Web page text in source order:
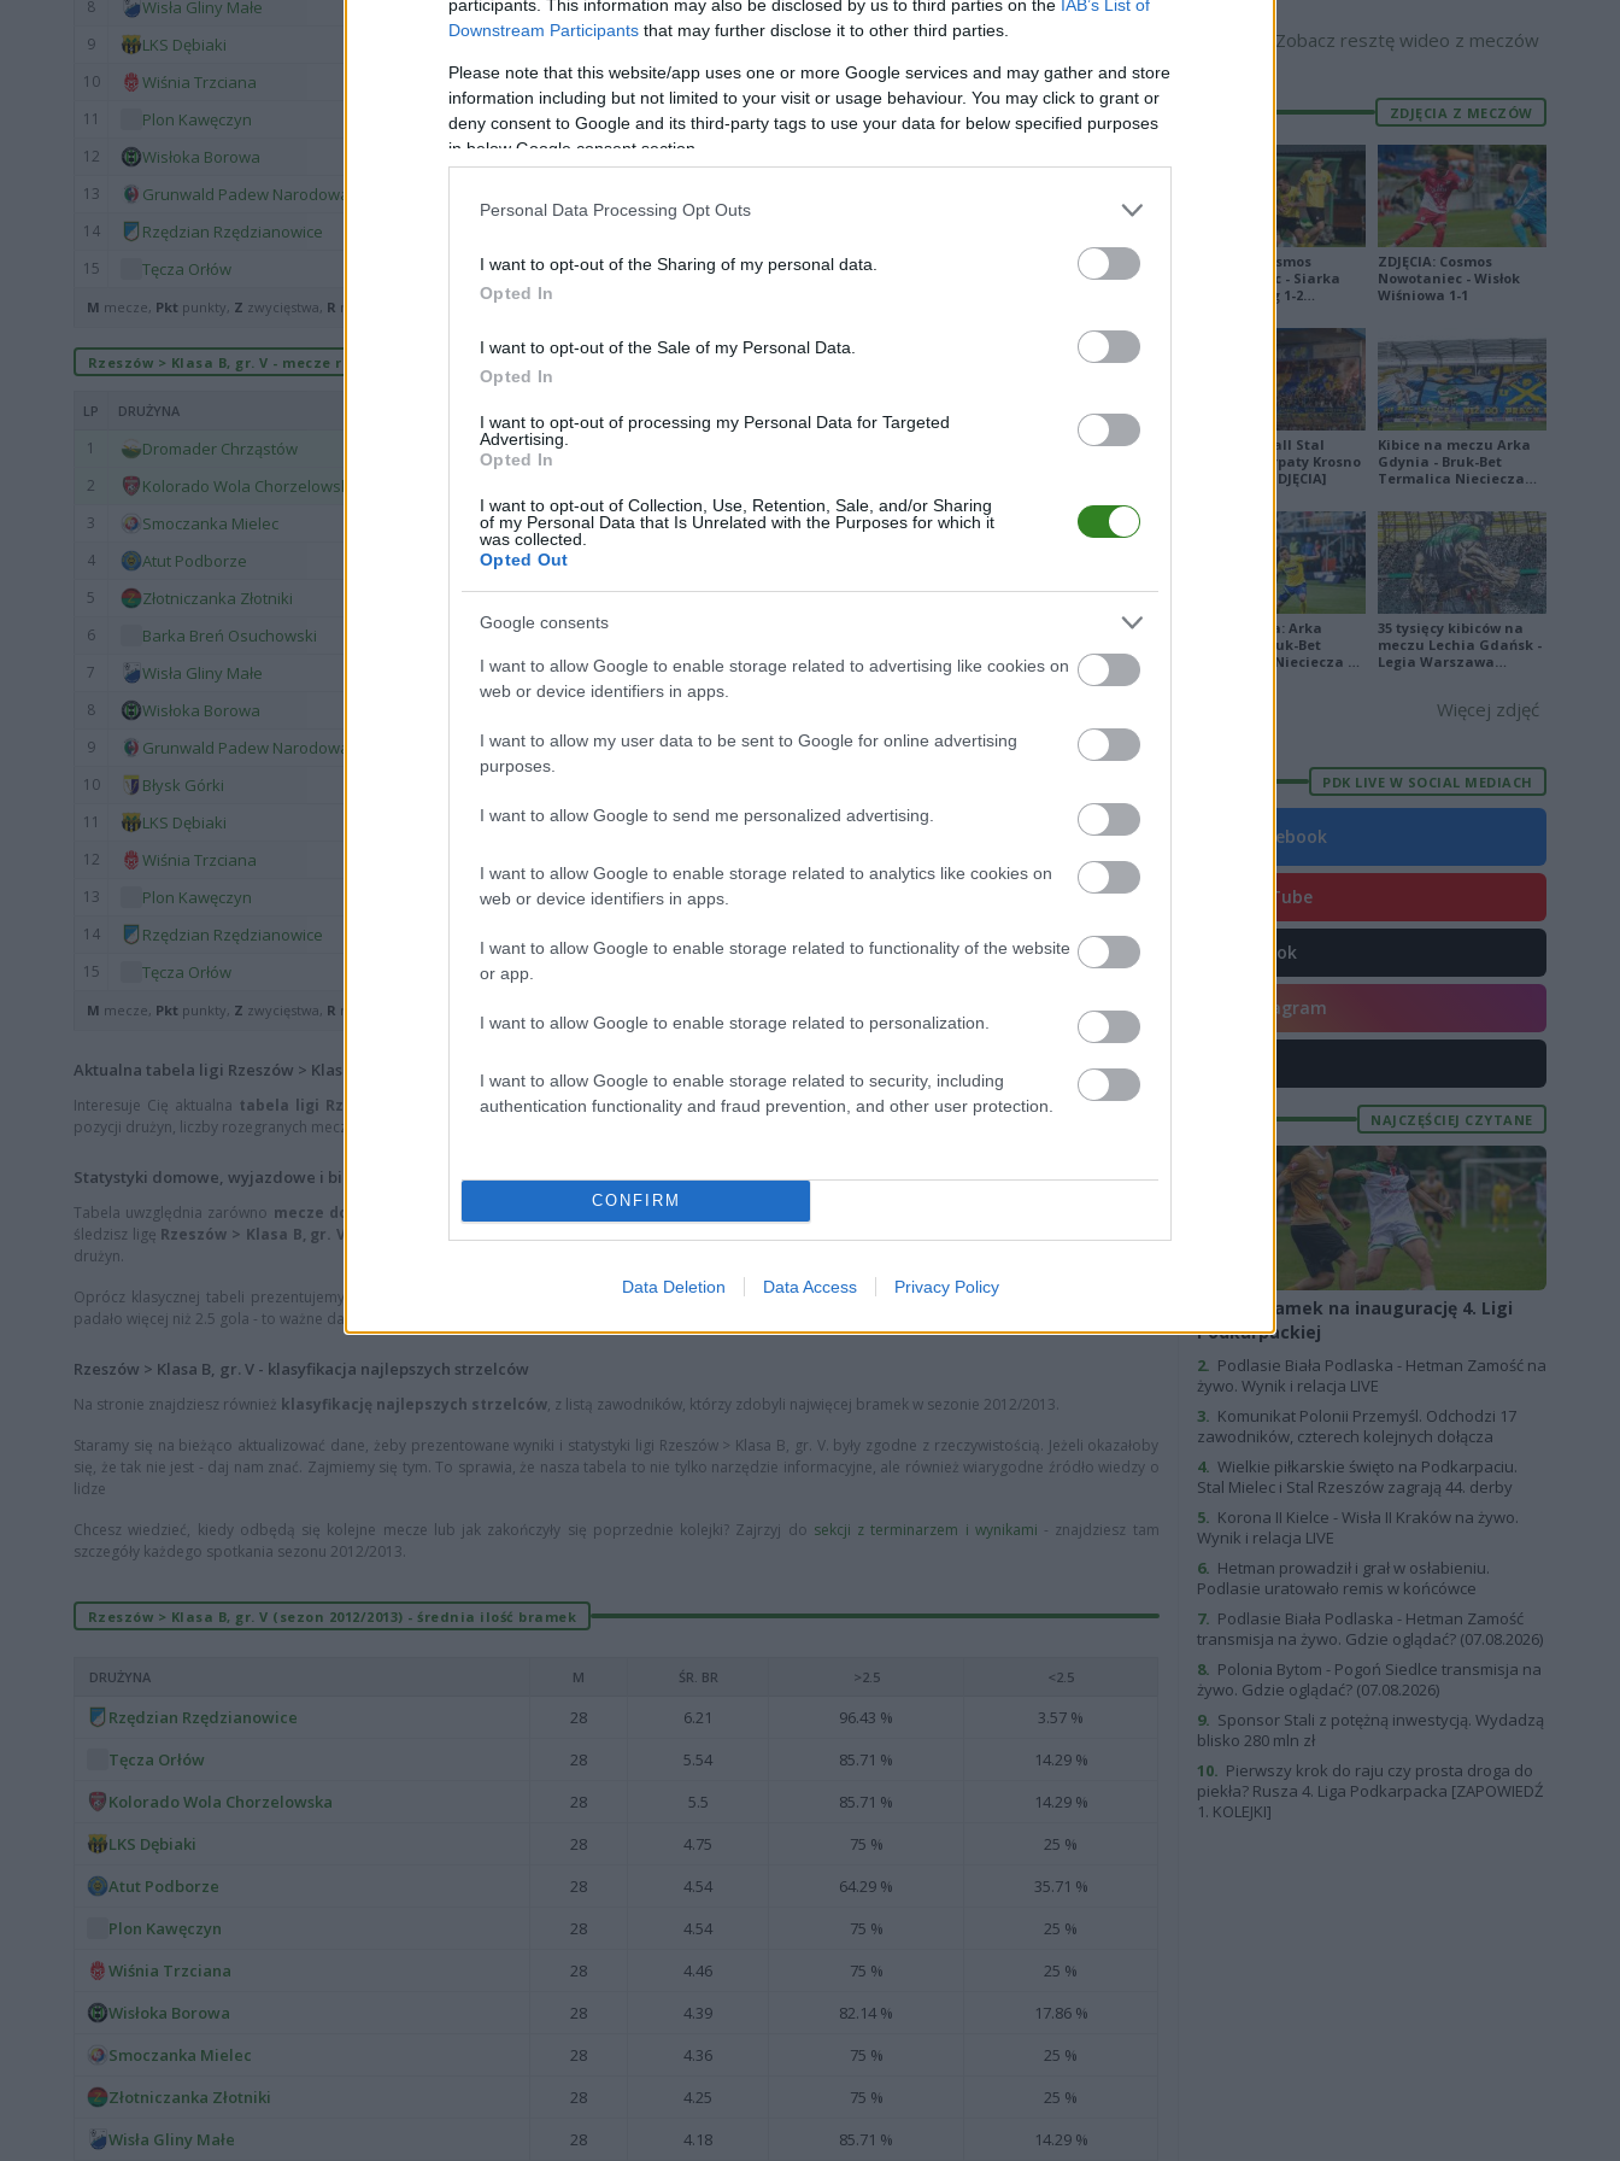
participants. This information may also be disclosed by us to third parties on the IAB’s List of
Downstream Participants that may further disclose it to other third parties.
Please note that this website/app uses one or more Google services and may gather and store
information including but not limited to your visit or usage behaviour. You may click to grant or
deny consent to Google and its third-party tags to use your data for below specified purposes
in below Google consent section.
Personal Data Processing Opt Outs
I want to opt-out of the Sharing of my personal data.
Opted In
I want to opt-out of the Sale of my Personal Data.
Opted In
I want to opt-out of processing my Personal Data for Targeted
Advertising.
Opted In
I want to opt-out of Collection, Use, Retention, Sale, and/or Sharing
of my Personal Data that Is Unrelated with the Purposes for which it
was collected.
Opted Out
Google consents
I want to allow Google to enable storage related to advertising like cookies on
web or device identifiers in apps.
I want to allow my user data to be sent to Google for online advertising
purposes.
I want to allow Google to send me personalized advertising.
I want to allow Google to enable storage related to analytics like cookies on
web or device identifiers in apps.
I want to allow Google to enable storage related to functionality of the website
or app.
I want to allow Google to enable storage related to personalization.
I want to allow Google to enable storage related to security, including
authentication functionality and fraud prevention, and other user protection.
CONFIRM
Data Deletion Data Access Privacy Policy
8 Wisła Gliny Małe 14 26 8 2 4 31-25
9 LKS Dębiaki
10 Wiśnia Trzciana 14 25 8 1 5 28-31
11 Plon Kawęczyn 14 19 6 1 7 33-33
12 Wisłoka Borowa
13 Grunwald Padew Narodowa
14 Rzędzian Rzędzianowice
15 Tęcza Orłów 14 9-60
M mecze, Pkt punkty, Z zwycięstwa, R remisy, zwycięstwo
Rzeszów > Klasa B, gr. V - mecze rozegrane na wyjeździe
LP DRUŻYNA FORMA
1 Dromader Chrząstów 39-18
2 Kolorado Wola Chorzelowska
3 Smoczanka Mielec 14 27 8 3 40-18
4 Atut Podborze
5 Złotniczanka Złotniki 14 21 6 3 5 28-24
6 Barka Breń Osuchowski
7 Wisła Gliny Małe 14 16 5 1 8 24-37
8 Wisłoka Borowa
9 Grunwald Padew Narodowa 14 16 5 1 8 18-41
10 Błysk Górki
11 LKS Dębiaki 14 12 25-35
12 Wiśnia Trzciana 22-44
13 Plon Kawęczyn 18-43
14 Rzędzian Rzędzianowice 26-76
15 Tęcza Orłów 16-70
M mecze, Pkt punkty, Z zwycięstwa, R remisy,
Aktualna tabela ligi Rzeszów > Klasa B, gr. V - sezon 2012/2013
Interesuje Cię aktualna tabela ligi Rzeszów > Klasa B, gr. Vw sezonie2012/2013? Dobrze trafiłeś! Na tej stronie znajdziesz kompleksowe zestawienie
pozycji drużyn, liczby rozegranych meczów, punktów, bilansu bramek i wielu innych istotnych danych, które na bieżąco odzwierciedlają przebieg rozgrywek.
Statystyki domowe, wyjazdowe i bilans bramkowy
Tabela uwzględnia zarówno mecze domowe
, a także statystyki takie jak liczba zwycięstw, remisów i porażek oraz bilans bramkowy. Jeśli
śledzisz ligę Rzeszów > Klasa B, gr. V
drużyn.
Oprócz klasycznej tabeli prezentujemy również
zdobywanych i traconych przez każdą drużynę. Dowiesz się też, w ilu spotkaniach
padało więcej niż 2.5 gola - to ważne dane dla fanów zakładów bukmacherskich i pasjonatów piłkarskich analiz.
Rzeszów > Klasa B, gr. V - klasyfikacja najlepszych strzelców
Na stronie znajdziesz również klasyfikację najlepszych strzelców, z listą zawodników, którzy zdobyli najwięcej bramek w sezonie 2012/2013.
Staramy się na bieżąco aktualizować dane, żeby prezentowane wyniki i statystyki ligi Rzeszów > Klasa B, gr. V. były zgodne z rzeczywistością. Jeżeli okazałoby
się, że tak nie jest - daj nam znać. Zajmiemy się tym. To sprawia, że nasza tabela to nie tylko narzędzie informacyjne, ale również wiarygodne źródło wiedzy o
lidze
Chcesz wiedzieć, kiedy odbędą się kolejne mecze lub jak zakończyły się poprzednie kolejki? Zajrzyj do sekcji z terminarzem i wynikami - znajdziesz tam
szczegóły każdego spotkania sezonu 2012/2013.
Rzeszów > Klasa B, gr. V (sezon 2012/2013) - średnia ilość bramek
DRUŻYNA M ŚR. BR >2.5 <2.5
Rzędzian Rzędzianowice 28 6.21 96.43 %
3.57 %
Tęcza Orłów
28 5.54 85.71 %
14.29 %
Kolorado Wola Chorzelowska
28 5.5 85.71 %
14.29 %
LKS Dębiaki
28 4.75 75 %
25 %
Atut Podborze
28 4.54 64.29 %
35.71 %
Plon Kawęczyn
28 4.54 75 %
25 %
Wiśnia Trzciana
28 4.46 75 %
25 %
Wisłoka Borowa
28 4.39 82.14 %
17.86 %
Smoczanka Mielec
28 4.36 75 %
25 %
Złotniczanka Złotniki
28 4.25 75 %
25 %
Wisła Gliny Małe
28 4.18 85.71 % 14.29 %
Zobacz resztę wideo z meczów
ZDJĘCIA Z MECZÓW
ZDJĘCIA: Cosmos
Nowotaniec - Siarka
Tarnobrzeg 1-2
ZDJĘCIA: Cosmos
Nowotaniec - Wisłok
Wiśniowa 1-1
Derby Ekoball Stal
Sanok - Karpaty Krosno
na remis [ZDJĘCIA]
Kibice na meczu Arka
Gdynia - Bruk-Bet
Termalica Nieciecza
Ekstraklasa: Arka
Gdynia - Bruk-Bet
Termalica Nieciecza 2-
35 tysięcy kibiców na
meczu Lechia Gdańsk -
Legia Warszawa
Więcej zdjęć
PDK LIVE W SOCIAL MEDIACH
Facebook
YouTube
TikTok
Instagram
NAJCZĘŚCIEJ CZYTANE
Bez bramek na inaugurację 4. Ligi
Podkarpackiej
2. Podlasie Biała Podlaska - Hetman Zamość na
żywo. Wynik i relacja LIVE
3. Komunikat Polonii Przemyśl. Odchodzi 17
zawodników, czterech kolejnych dołącza
4. Wielkie piłkarskie święto na Podkarpaciu.
Stal Mielec i Stal Rzeszów zagrają 44. derby
5. Korona II Kielce - Wisła II Kraków na żywo.
Wynik i relacja LIVE
6. Hetman prowadził i grał w osłabieniu.
Podlasie uratowało remis w końcówce
7. Podlasie Biała Podlaska - Hetman Zamość
transmisja na żywo. Gdzie oglądać? (07.08.2026)
8. Polonia Bytom - Pogoń Siedlce transmisja na
żywo. Gdzie oglądać? (07.08.2026)
9. Sponsor Stali z potężną inwestycją. Wydadzą
blisko 280 mln zł
10. Pierwszy krok do raju czy prosta droga do
piekła? Rusza 4. Liga Podkarpacka [ZAPOWIEDŹ
1. KOLEJKI]